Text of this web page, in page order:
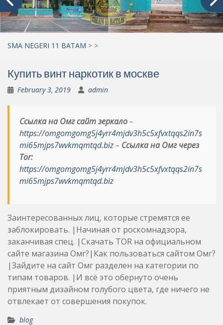
SMA NEGERI 11 BATAM > >
Купить винт наркотик в москве
February 3, 2019 admin
Ссылка на Омг сайт зеркало–
https://omgomgomg5j4yrr4mjdv3h5c5xfvxtqqs2in7s
mi65mjps7wvkmqmtqd.biz– Ссылка на Омг через
Tor:
https://omgomgomg5j4yrr4mjdv3h5c5xfvxtqqs2in7s
mi65mjps7wvkmqmtqd.biz
Заинтересованных лиц, которые стремятся ее
заблокировать. |Начиная от роскомнадзора,
заканчивая спец. |Скачать TOR на официальном
сайте магазина Омг?|Как пользоваться сайтом Омг?
|Зайдите на сайт Омг разделен на категории по
типам товаров. |И всё это обернуто очень
приятным дизайном голубого цвета, где ничего не
отвлекает от совершения покупок.
blog